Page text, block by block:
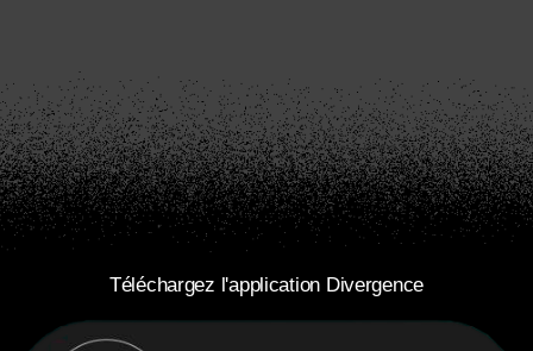
Téléchargez l'application Divergence